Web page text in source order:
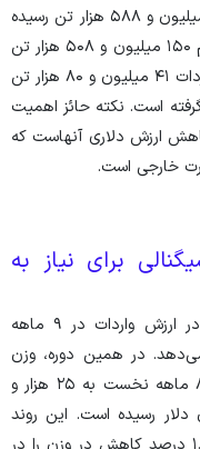
۱۰۹ میلیارد و ۶۷۳ میلیون دلار و وزنی ۱۹۱ میلیون و ۵۸۸ هزار تن رسیده
است. در این میان، صادرات غیرنفتی با حجم ۱۵۰ میلیون و ۵۰۸ هزار تن
و ارزش ۵۱ میلیارد و ۶۵۷ میلیون دلار، و واردات ۴۱ میلیون و ۸۰ هزار تن
دلار جای گرفته است. نکته حائز اهمیت
ارزش دلاری آنهاست که
خارجی است.
برای نیاز به
آمار‌های گمرکی از کاهش ۱۵.۲۳ درصدی در ارزش واردات در ۹ ماهه
می‌دهد. در همین دوره، وزن
واردات ۲.۷۵ درصد کاهش یافته و واردات ۸ ماهه نخست به ۲۵ هزار و
۴۶ میلیارد و ۱۳۰ میلیون دلار رسیده است. این روند